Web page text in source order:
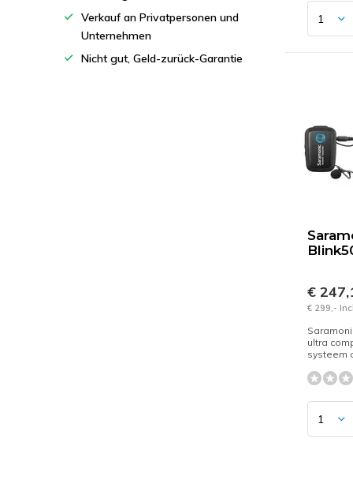
€
€ 299,-
ultra
systeem
Verkauf an Privatpersonen und
Unternehmen
Nicht gut, Geld-zurück-Garantie